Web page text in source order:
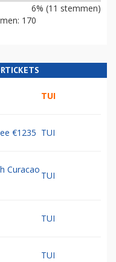
6% (11 stemmen)
170
TUI
€1235 TUI
Curacao
TUI
TUI
TUI